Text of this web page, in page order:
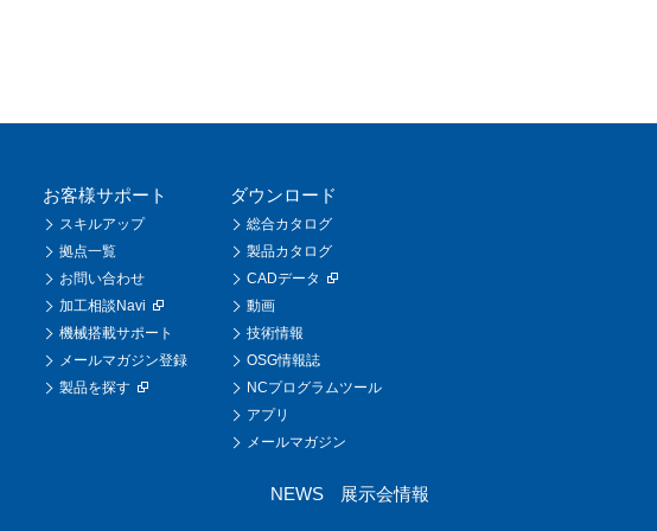
お客様サポート
スキルアップ
拠点一覧
お問い合わせ
加工相談Navi
機械搭載サポート
メールマガジン登録
製品を探す
ダウンロード
総合カタログ
製品カタログ
CADデータ
動画
技術情報
OSG情報誌
NCプログラムツール
アプリ
メールマガジン
NEWS 展示会情報